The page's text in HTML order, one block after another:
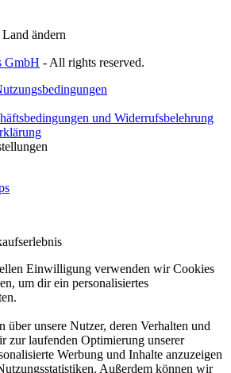
Land ändern
GmbH - All rights reserved.
und Widerrufsbelehrung
Einwilligung verwenden wir Cookies
um dir ein personalisiertes
über unsere Nutzer, deren Verhalten und
zur laufenden Optimierung unserer
Werbung und Inhalte anzuzeigen
Außerdem können wir